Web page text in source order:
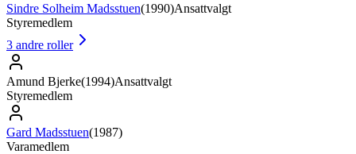
Sindre Solheim Madsstuen(1990)Ansattvalgt
Styremedlem
3 andre roller
Amund Bjerke(1994)Ansattvalgt
Styremedlem
Gard Madsstuen(1987)
Varamedlem